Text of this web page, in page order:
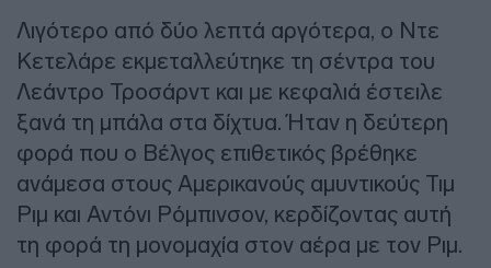
Λιγότερο από δύο λεπτά αργότερα, ο Ντε
Κετελάρε εκμεταλλεύτηκε τη σέντρα του
Λεάντρο Τροσάρντ και με κεφαλιά έστειλε
ξανά τη μπάλα στα δίχτυα. Ήταν η δεύτερη
φορά που ο Βέλγος επιθετικός βρέθηκε
ανάμεσα στους Αμερικανούς αμυντικούς Τιμ
Ριμ και Αντόνι Ρόμπινσον, κερδίζοντας αυτή
τη φορά τη μονομαχία στον αέρα με τον Ριμ.